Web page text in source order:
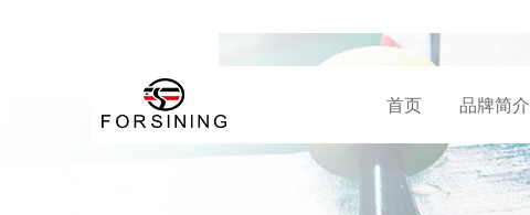
首页 品牌简介